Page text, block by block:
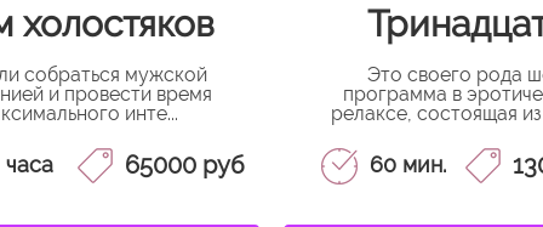
холостяков
собраться мужской
и провести время
инте...
часа 65000 руб
Это своего рода
программа в
релаксе, состоящая из
60 мин.